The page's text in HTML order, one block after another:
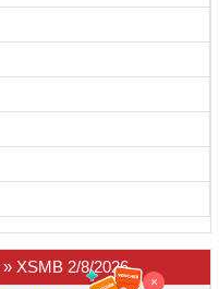
» XSMB 2/8/2026
×